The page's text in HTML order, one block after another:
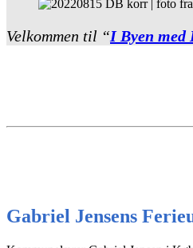
Velkommen til “I Byen med
Gabriel Jensens